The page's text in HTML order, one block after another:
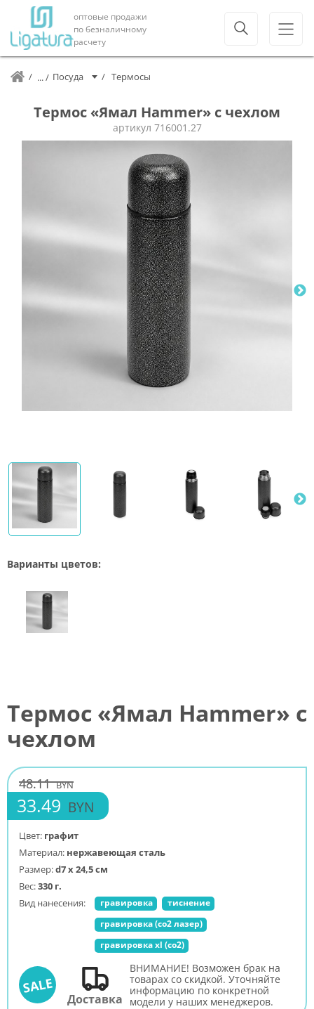
оптовые продажи
по безналичному
расчету
Посуда Термосы
Термос «Ямал Hammer» с чехлом
артикул 716001.27
Варианты цветов:
Термос «Ямал Hammer» с
чехлом
48.11 BYN
33.49 BYN
Цвет: графит
Материал: нержавеющая сталь
Размер:d7 х 24,5 см
Вес:330 г.
Вид нанесения:
гравировка
тиснение
гравировка (co2 лазер)
гравировка xl (со2)
SALE
Доставка
ВНИМАНИЕ! Возможен брак на
товарах со скидкой. Уточняйте
информацию по конкретной
модели у наших менеджеров.